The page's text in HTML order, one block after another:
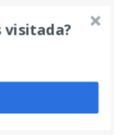
visitada?